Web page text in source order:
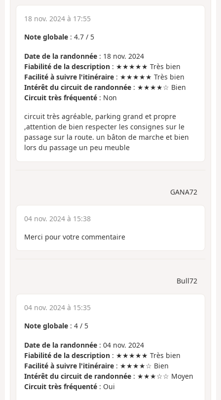
18 nov. 2024 à 17:55
Note globale : 4.7 / 5
Date de la randonnée : 18 nov. 2024
Fiabilité de la description : ★★★★★ Très bien
Facilité à suivre l'itinéraire : ★★★★★ Très bien
Intérêt du circuit de randonnée : ★★★★☆ Bien
Circuit très fréquenté : Non
circuit très agréable, parking grand et propre
,attention de bien respecter les consignes sur le
passage sur la route. un bâton de marche et bien
lors du passage un peu meuble
GANA72
04 nov. 2024 à 15:38
Merci pour votre commentaire
Bull72
04 nov. 2024 à 15:35
Note globale : 4 / 5
Date de la randonnée : 04 nov. 2024
Fiabilité de la description : ★★★★★ Très bien
Facilité à suivre l'itinéraire : ★★★★☆ Bien
Intérêt du circuit de randonnée : ★★★☆☆ Moyen
Circuit très fréquenté : Oui